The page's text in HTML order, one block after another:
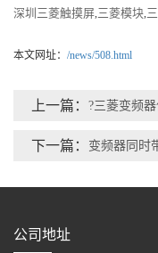
深圳三菱触摸屏,三菱模块,
本文网址： /news/508.html
上一篇：
下一篇：
公司地址